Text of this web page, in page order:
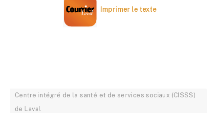
Imprimer le texte
Centre intégré de la santé et de services sociaux (CISSS)
de Laval